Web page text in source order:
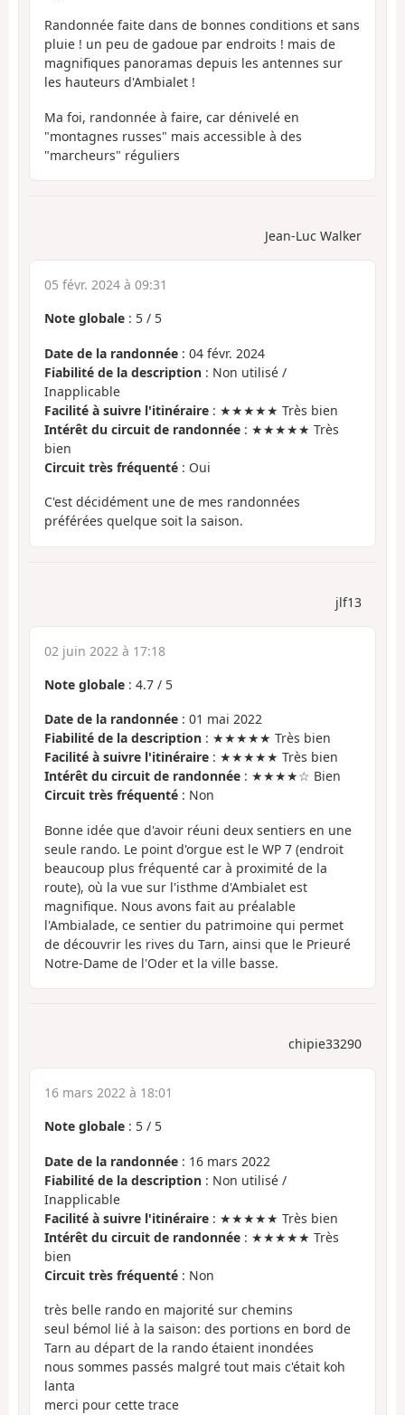
Randonnée faite dans de bonnes conditions et sans
pluie ! un peu de gadoue par endroits ! mais de
magnifiques panoramas depuis les antennes sur
les hauteurs d'Ambialet !
Ma foi, randonnée à faire, car dénivelé en
"montagnes russes" mais accessible à des
"marcheurs" réguliers
Jean-Luc Walker
05 févr. 2024 à 09:31
Note globale : 5 / 5
Date de la randonnée : 04 févr. 2024
Fiabilité de la description : Non utilisé /
Inapplicable
Facilité à suivre l'itinéraire : ★★★★★ Très bien
Intérêt du circuit de randonnée : ★★★★★ Très
bien
Circuit très fréquenté : Oui
C'est décidément une de mes randonnées
préférées quelque soit la saison.
jlf13
02 juin 2022 à 17:18
Note globale : 4.7 / 5
Date de la randonnée : 01 mai 2022
Fiabilité de la description : ★★★★★ Très bien
Facilité à suivre l'itinéraire : ★★★★★ Très bien
Intérêt du circuit de randonnée : ★★★★☆ Bien
Circuit très fréquenté : Non
Bonne idée que d'avoir réuni deux sentiers en une
seule rando. Le point d'orgue est le WP 7 (endroit
beaucoup plus fréquenté car à proximité de la
route), où la vue sur l'isthme d'Ambialet est
magnifique. Nous avons fait au préalable
l'Ambialade, ce sentier du patrimoine qui permet
de découvrir les rives du Tarn, ainsi que le Prieuré
Notre-Dame de l'Oder et la ville basse.
chipie33290
16 mars 2022 à 18:01
Note globale : 5 / 5
Date de la randonnée : 16 mars 2022
Fiabilité de la description : Non utilisé /
Inapplicable
Facilité à suivre l'itinéraire : ★★★★★ Très bien
Intérêt du circuit de randonnée : ★★★★★ Très
bien
Circuit très fréquenté : Non
très belle rando en majorité sur chemins
seul bémol lié à la saison: des portions en bord de
Tarn au départ de la rando étaient inondées
nous sommes passés malgré tout mais c'était koh
lanta
merci pour cette trace